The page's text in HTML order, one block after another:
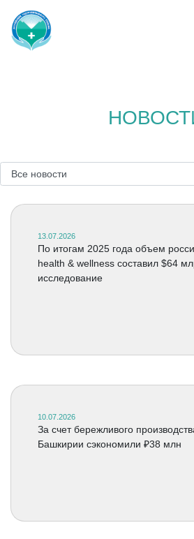
13.07.2026
По итогам 2025 года объем
health & wellness составил $64
исследование
10.07.2026
За счет бережливого
Башкирии сэкономили ₽38 млн